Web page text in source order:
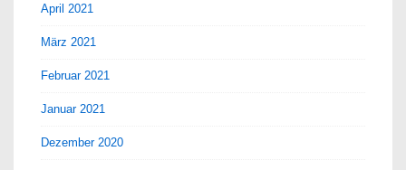
April 2021
März 2021
Februar 2021
Januar 2021
Dezember 2020